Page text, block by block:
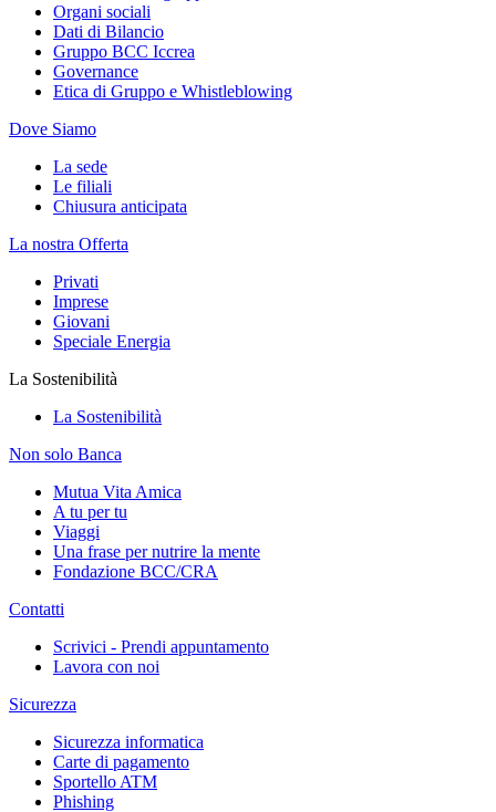
Organi sociali
Dati di Bilancio
Gruppo BCC Iccrea
Governance
Etica di Gruppo e Whistleblowing
Dove Siamo
La sede
Le filiali
Chiusura anticipata
La nostra Offerta
Privati
Imprese
Giovani
Speciale Energia
La Sostenibilità
La Sostenibilità
Non solo Banca
Mutua Vita Amica
A tu per tu
Viaggi
Una frase per nutrire la mente
Fondazione BCC/CRA
Contatti
Scrivici - Prendi appuntamento
Lavora con noi
Sicurezza
Sicurezza informatica
Carte di pagamento
Sportello ATM
Phishing